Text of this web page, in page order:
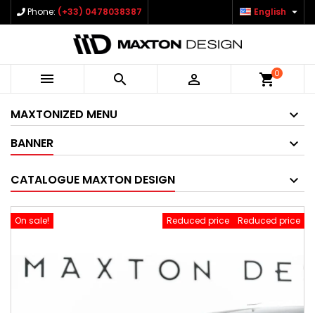
Phone: (+33) 0478038387 English 
   shopping_cart0
MAXTONIZED MENU
BANNER
CATALOGUE MAXTON DESIGN
On sale! Reduced price
Reduced price